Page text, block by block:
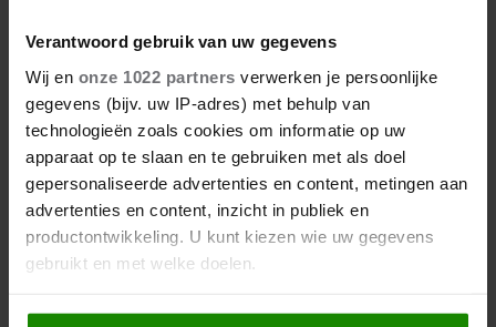
Verantwoord gebruik van uw gegevens
Wij en onze 1022 partners verwerken je persoonlijke
gegevens (bijv. uw IP-adres) met behulp van
technologieën zoals cookies om informatie op uw
apparaat op te slaan en te gebruiken met als doel
gepersonaliseerde advertenties en content, metingen aan
advertenties en content, inzicht in publiek en
productontwikkeling. U kunt kiezen wie uw gegevens
gebruikt en met welke doelen.
Als u het toestaat, willen we ook graag: